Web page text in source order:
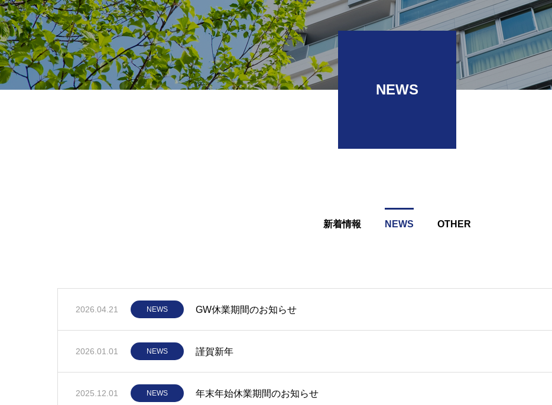
NEWS
新着情報 NEWS OTHER
2026.04.21 NEWS GW休業期間のお知らせ
2026.01.01 NEWS 謹賀新年
2025.12.01 NEWS 年末年始休業期間のお知らせ